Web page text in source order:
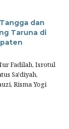
dan
Taruna di
Fadilah, Isrotul
Sa'diyah,
Risma Yogi